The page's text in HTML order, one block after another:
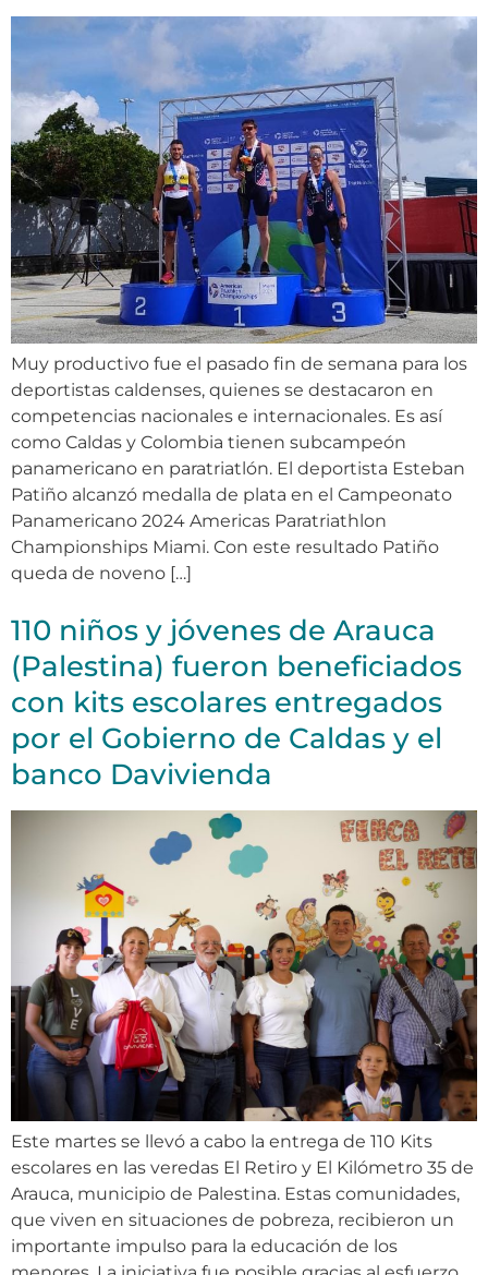
Muy productivo fue el pasado fin de semana para los
deportistas caldenses, quienes se destacaron en
competencias nacionales e internacionales. Es así
como Caldas y Colombia tienen subcampeón
panamericano en paratriatlón. El deportista Esteban
Patiño alcanzó medalla de plata en el Campeonato
Panamericano 2024 Americas Paratriathlon
Championships Miami. Con este resultado Patiño
queda de noveno […]
110 niños y jóvenes de Arauca
(Palestina) fueron beneficiados
con kits escolares entregados
por el Gobierno de Caldas y el
banco Davivienda
Este martes se llevó a cabo la entrega de 110 Kits
escolares en las veredas El Retiro y El Kilómetro 35 de
Arauca, municipio de Palestina. Estas comunidades,
que viven en situaciones de pobreza, recibieron un
importante impulso para la educación de los